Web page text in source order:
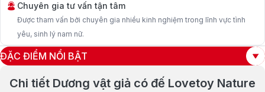
Chuyên gia tư vấn tận tâm
Được tham vấn bởi chuyên gia nhiều kinh nghiệm trong lĩnh vực tình
yêu, sinh lý nam nữ.
ĐẶC ĐIỂM NỔI BẬT
Chi tiết Dương vật giả có đế Lovetoy Nature